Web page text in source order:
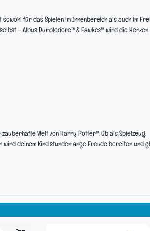
für das Spielen im Innenbereich als auch im
– Albus Dumbledore™ & Fawkes™ wird die Herzen
Welt von Harry Potter™. Ob als Spielzeug,
deinem Kind stundenlange Freude bereiten und